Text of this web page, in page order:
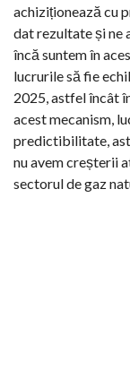
achiziționează cu
dat rezultate și ne
încă suntem în
lucrurile să fie
2025, astfel încât
acest mecanism,
predictibilitate,
nu avem creșterii
sectorul de gaz